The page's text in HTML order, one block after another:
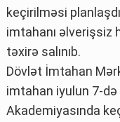
keçirilməsi
imtahanı əlverişsiz
təxirə salınıb.
Dövlət İmtahan
imtahan iyulun 7-
Akademiyasında